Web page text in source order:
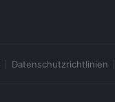
Datenschutzrichtlinien